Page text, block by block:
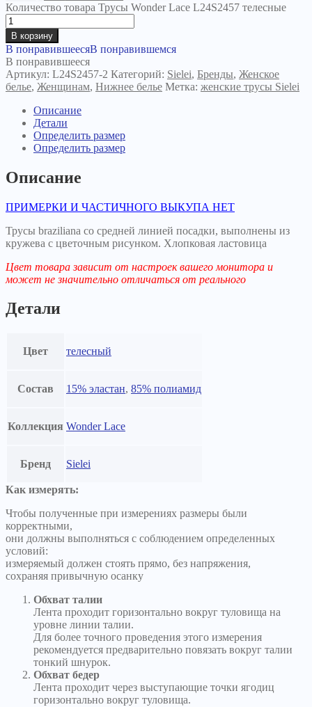
Количество товара Трусы Wonder Lace L24S2457 телесные
В корзину
В понравившеесяВ понравившемся
В понравившееся
Артикул: L24S2457-2 Категорий: Sielei, Бренды, Женское
белье, Женщинам, Нижнее белье Метка: женские трусы Sielei
Описание
Детали
Определить размер
Определить размер
Описание
ПРИМЕРКИ И ЧАСТИЧНОГО ВЫКУПА НЕТ
Трусы braziliana со средней линией посадки, выполнены из
кружева с цветочным рисунком. Хлопковая ластовица
Цвет товара зависит от настроек вашего монитора и
может не значительно отличаться от реального
Детали
Цвет телесный
Состав 15% эластан, 85% полиамид
Коллекция Wonder Lace
Бренд Sielei
Как измерять:
Чтобы полученные при измерениях размеры были
корректными,
они должны выполняться с соблюдением определенных
условий:
измеряемый должен стоять прямо, без напряжения,
сохраняя привычную осанку
Обхват талии
Лента проходит горизонтально вокруг туловища на
уровне линии талии.
Для более точного проведения этого измерения
рекомендуется предварительно повязать вокруг талии
тонкий шнурок.
Обхват бедер
Лента проходит через выступающие точки ягодиц
горизонтально вокруг туловища.